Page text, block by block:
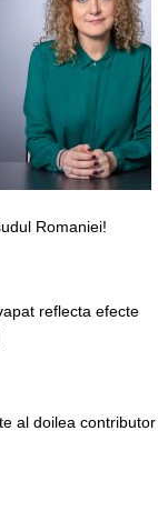
Romaniei!
reflecta efecte
al doilea contributor